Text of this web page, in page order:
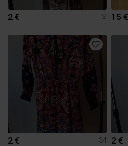
2 € S 15 €
2 € 34 2 €